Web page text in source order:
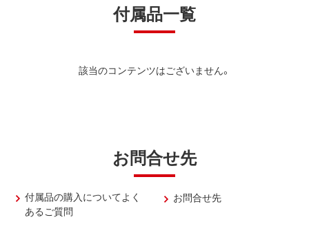
付属品一覧
該当のコンテンツはございません。
お問合せ先
付属品の購入についてよく
あるご質問
お問合せ先